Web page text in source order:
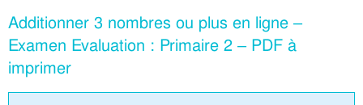
Additionner 3 nombres ou plus en ligne –
Examen Evaluation : Primaire 2 – PDF à
imprimer